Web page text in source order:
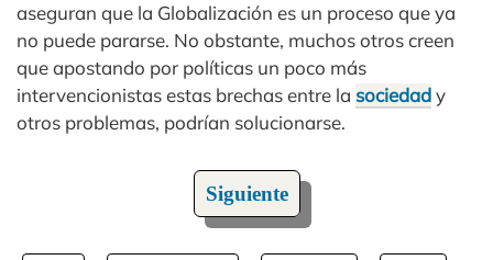
aseguran que la Globalización es un proceso que ya
no puede pararse. No obstante, muchos otros creen
que apostando por políticas un poco más
intervencionistas estas brechas entre la sociedady
otros problemas, podrían solucionarse.
Siguiente